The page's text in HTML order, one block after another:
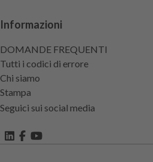
Informazioni
DOMANDE FREQUENTI
Tutti i codici di errore
Chi siamo
Stampa
Seguici sui social media